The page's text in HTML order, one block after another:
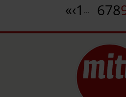
«‹1 ... 678